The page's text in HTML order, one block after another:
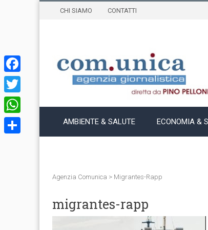
CHI SIAMO CONTATTI
AMBIENTE & SALUTE ECONOMIA &
Agenzia Comunica > Migrantes-Rapp
migrantes-rapp
Facebook
Twitter
WhatsApp